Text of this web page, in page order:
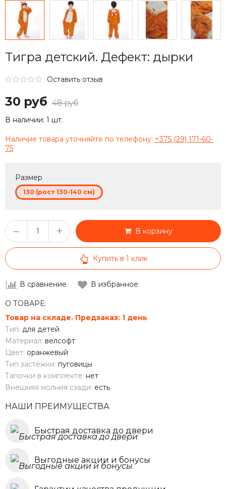
Тигра детский. Дефект: дырки
Оставить отзыв
30 руб 48 руб
В наличии: 1 шт.
Наличие товара уточняйте по телефону: +375 (29) 171-60-
75
Размер
130 (рост 130-140 см)
– + В корзину
Купить в 1 клик
В сравнение В избранное
О ТОВАРЕ:
Товар на складе. Предзаказ: 1 день
Тип: для детей
Материал: велсофт
Цвет: оранжевый
Тип застежки: пуговицы
Тапочки в комплекте: нет
Внешняя молния сзади: есть
НАШИ ПРЕИМУЩЕСТВА
Быстрая доставка до двери
Выгодные акции и бонусы